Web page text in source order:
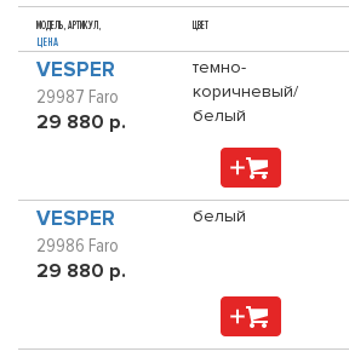
МОДЕЛЬ, АРТИКУЛ,
ЦЕНА
ЦВЕТ
VESPER
29987 Faro
29 880 р.
темно-
коричневый/
белый
VESPER
29986 Faro
29 880 р.
белый